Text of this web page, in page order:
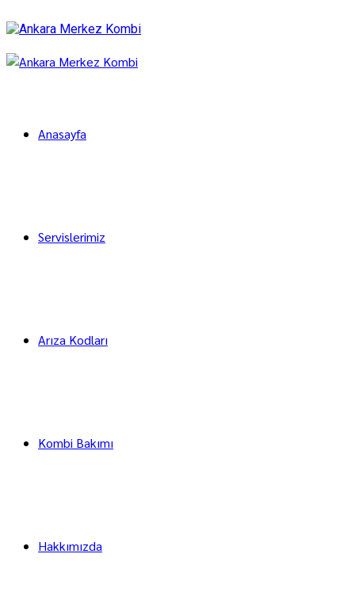
Anasayfa
Servislerimiz
Arıza Kodları
Kombi Bakımı
Hakkımızda